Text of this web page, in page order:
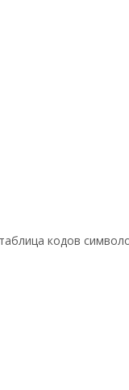
кодов